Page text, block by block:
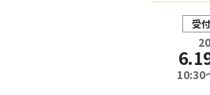
受
10:30